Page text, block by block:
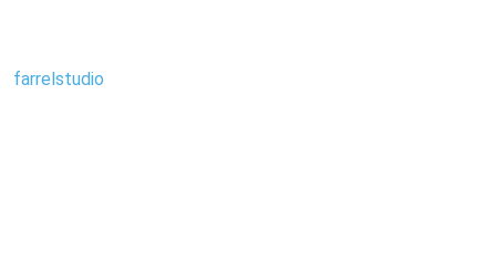
farrelstudio